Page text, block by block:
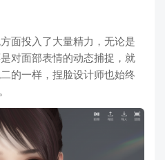
面投入了大量精力，无论是
对面部表情的动态捕捉，就
的一样，捏脸设计师也始终